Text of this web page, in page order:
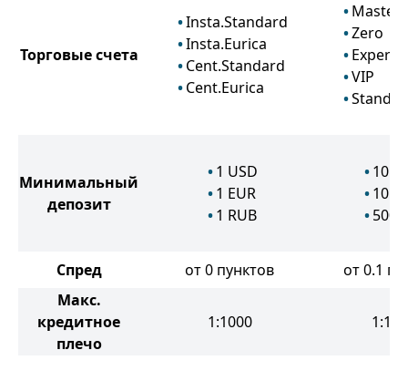
Торговые счета
Insta.Standard
Insta.Eurica
Cent.Standard
Cent.Eurica
Master
Zero
Expert
VIP
Минимальный
депозит
1 USD
1 EUR
1 RUB
10
10
500
Спред от 0 пунктов
от 0.1
Макс.
кредитное
плечо
1:1000